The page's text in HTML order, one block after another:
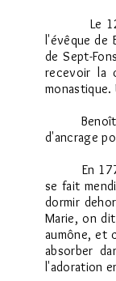
Le 12
l'évêque de
de Sept-
recevoir la
Benoît-
d'ancrage
En 1770,
se fait
dormir
Marie, on
aumône, et
absorber
l'adoration